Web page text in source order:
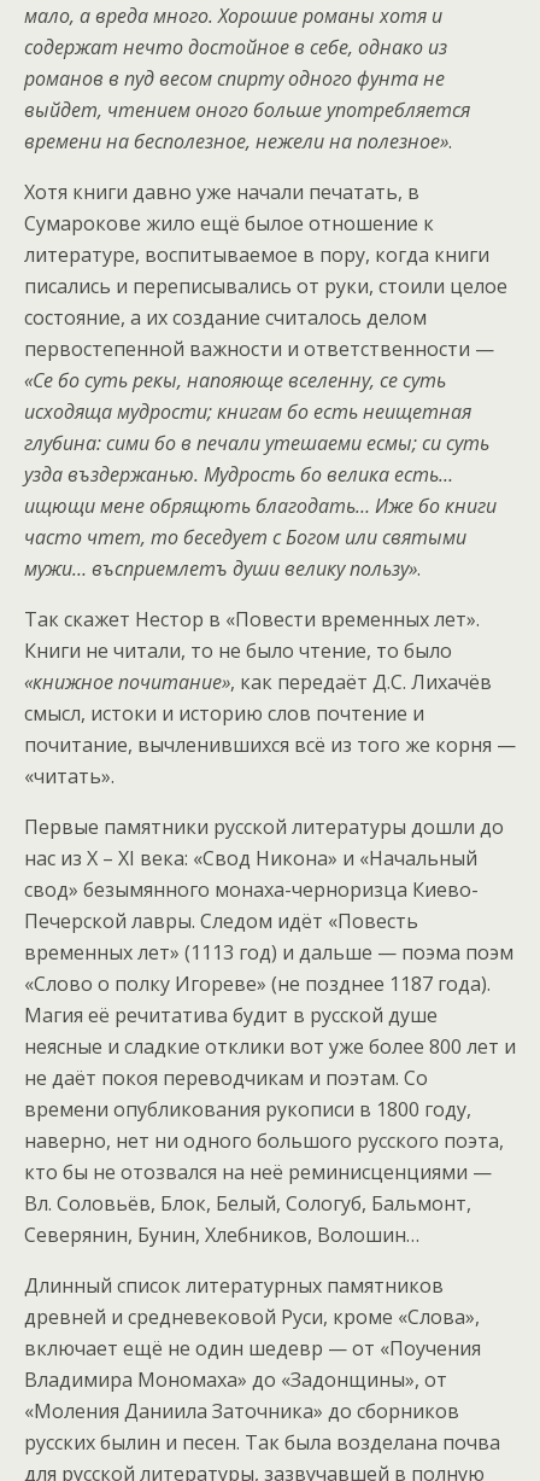
мало, а вреда много. Хорошие романы хотя и
содержат нечто достойное в себе, однако из
романов в пуд весом спирту одного фунта не
выйдет, чтением оного больше употребляется
времени на бесполезное, нежели на полезное».
Хотя книги давно уже начали печатать, в
Сумарокове жило ещё былое отношение к
литературе, воспитываемое в пору, когда книги
писались и переписывались от руки, стоили целое
состояние, а их создание считалось делом
первостепенной важности и ответственности —
«Се бо суть рекы, напояюще вселенну, се суть
исходяща мудрости; книгам бо есть неищетная
глубина: сими бо в печали утешаеми есмы; си суть
узда въздержанью. Мудрость бо велика есть…
ищющи мене обрящють благодать… Иже бо книги
часто чтет, то беседует с Богом или святыми
мужи… въсприемлетъ души велику пользу».
Так скажет Нестор в «Повести временных лет».
Книги не читали, то не было чтение, то было
«книжное почитание», как передаёт Д.С. Лихачёв
смысл, истоки и историю слов почтение и
почитание, вычленившихся всё из того же корня —
«читать».
Первые памятники русской литературы дошли до
нас из X – XI века: «Свод Никона» и «Начальный
свод» безымянного монаха-черноризца Киево-
Печерской лавры. Следом идёт «Повесть
временных лет» (1113 год) и дальше — поэма поэм
«Слово о полку Игореве» (не позднее 1187 года).
Магия её речитатива будит в русской душе
неясные и сладкие отклики вот уже более 800 лет и
не даёт покоя переводчикам и поэтам. Со
времени опубликования рукописи в 1800 году,
наверно, нет ни одного большого русского поэта,
кто бы не отозвался на неё реминисценциями —
Вл. Соловьёв, Блок, Белый, Сологуб, Бальмонт,
Северянин, Бунин, Хлебников, Волошин…
Длинный список литературных памятников
древней и средневековой Руси, кроме «Слова»,
включает ещё не один шедевр — от «Поучения
Владимира Мономаха» до «Задонщины», от
«Моления Даниила Заточника» до сборников
русских былин и песен. Так была возделана почва
для русской литературы, зазвучавшей в полную